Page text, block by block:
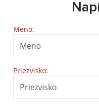
Meno:
Priezvisko: